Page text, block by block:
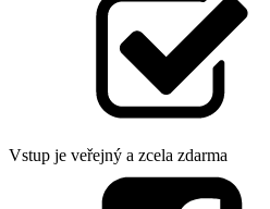
Vstup je veřejný a zcela zdarma